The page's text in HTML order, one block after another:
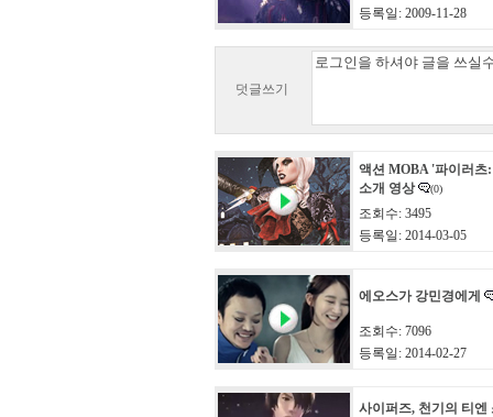
등록일: 2009-11-28
덧글쓰기
액션 MOBA '파이러츠
소개 영상
(0)
조회수: 3495
등록일: 2014-03-05
에오스가 강민경에게
조회수: 7096
등록일: 2014-02-27
사이퍼즈, 천기의 티엔